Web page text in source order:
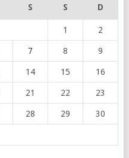
S S D
1 2
7 8 9
14 15 16
21 22 23
28 29 30